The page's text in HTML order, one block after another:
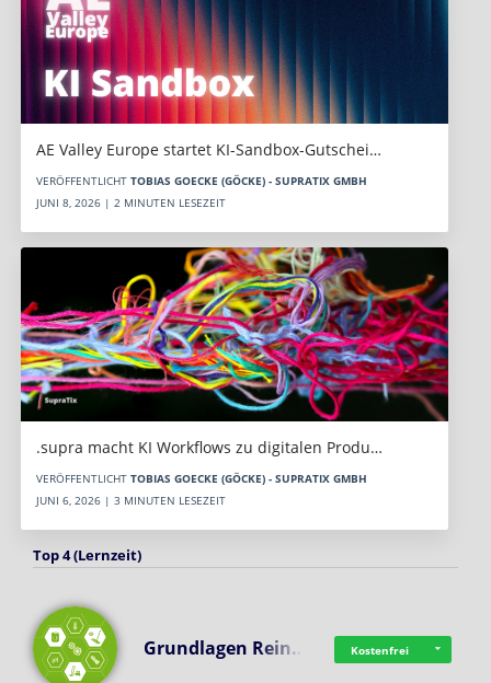
AE Valley Europe startet KI-Sandbox-Gutschei…
VERÖFFENTLICHT TOBIAS GOECKE (GÖCKE) - SUPRATIX GMBH
JUNI 8, 2026 | 2 MINUTEN LESEZEIT
.supra macht KI Workflows zu digitalen Produ…
VERÖFFENTLICHT TOBIAS GOECKE (GÖCKE) - SUPRATIX GMBH
JUNI 6, 2026 | 3 MINUTEN LESEZEIT
Top 4 (Lernzeit)
Grundlagen Rein… Kostenfrei